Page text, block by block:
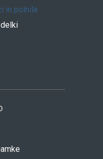
in polnila